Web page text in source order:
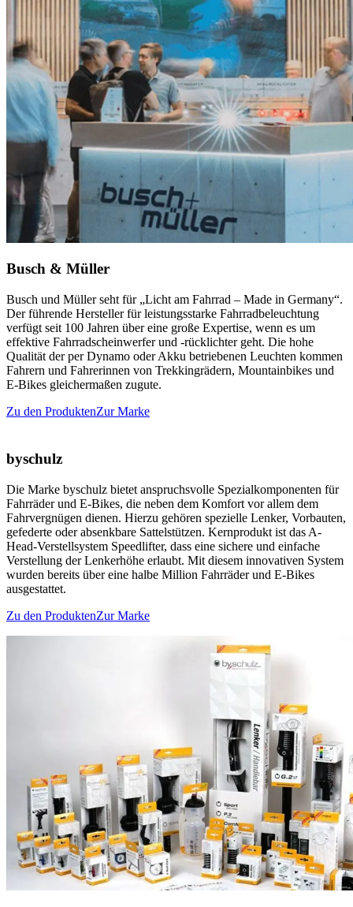
Busch & Müller
Busch und Müller seht für „Licht am Fahrrad – Made in Germany“.
Der führende Hersteller für leistungsstarke Fahrradbeleuchtung
verfügt seit 100 Jahren über eine große Expertise, wenn es um
effektive Fahrradscheinwerfer und -rücklichter geht. Die hohe
Qualität der per Dynamo oder Akku betriebenen Leuchten kommen
Fahrern und Fahrerinnen von Trekkingrädern, Mountainbikes und
E-Bikes gleichermaßen zugute.
Zu den ProduktenZur Marke
byschulz
Die Marke byschulz bietet anspruchsvolle Spezialkomponenten für
Fahrräder und E-Bikes, die neben dem Komfort vor allem dem
Fahrvergnügen dienen. Hierzu gehören spezielle Lenker, Vorbauten,
gefederte oder absenkbare Sattelstützen. Kernprodukt ist das A-
Head-Verstellsystem Speedlifter, dass eine sichere und einfache
Verstellung der Lenkerhöhe erlaubt. Mit diesem innovativen System
wurden bereits über eine halbe Million Fahrräder und E-Bikes
ausgestattet.
Zu den ProduktenZur Marke